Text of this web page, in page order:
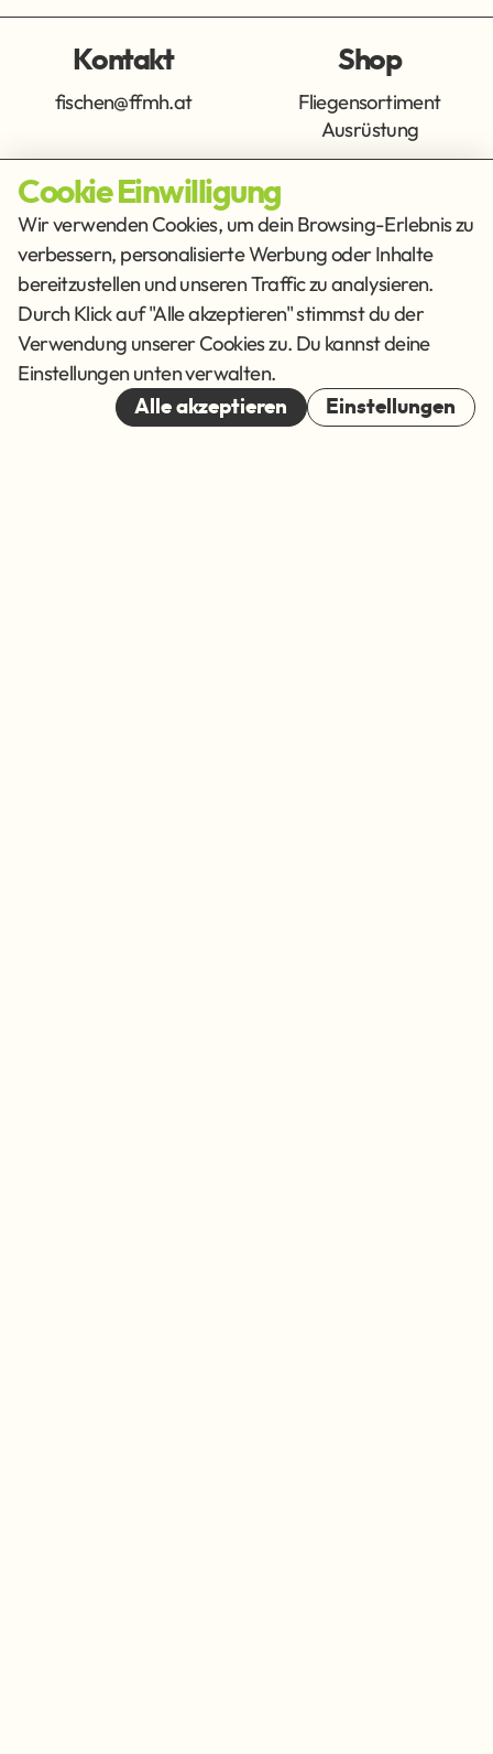
Kontakt
fischen@ffmh.at
Shop
Fliegensortiment
Ausrüstung
Info
Impressum
Datenschutz
AGB
Get Social
© 2026
Cookie Einwilligung
Wir verwenden Cookies, um dein Browsing-Erlebnis zu
verbessern, personalisierte Werbung oder Inhalte
bereitzustellen und unseren Traffic zu analysieren.
Durch Klick auf "Alle akzeptieren" stimmst du der
Verwendung unserer Cookies zu. Du kannst deine
Einstellungen unten verwalten.
Alle akzeptieren Einstellungen